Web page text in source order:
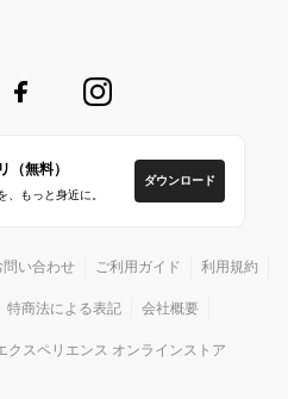
（無料）
、もっと身近に。
ダウンロード
問い合わせ ご利用ガイド 利用規約
特商法による表記 会社概要
クスペリエンス オンラインストア